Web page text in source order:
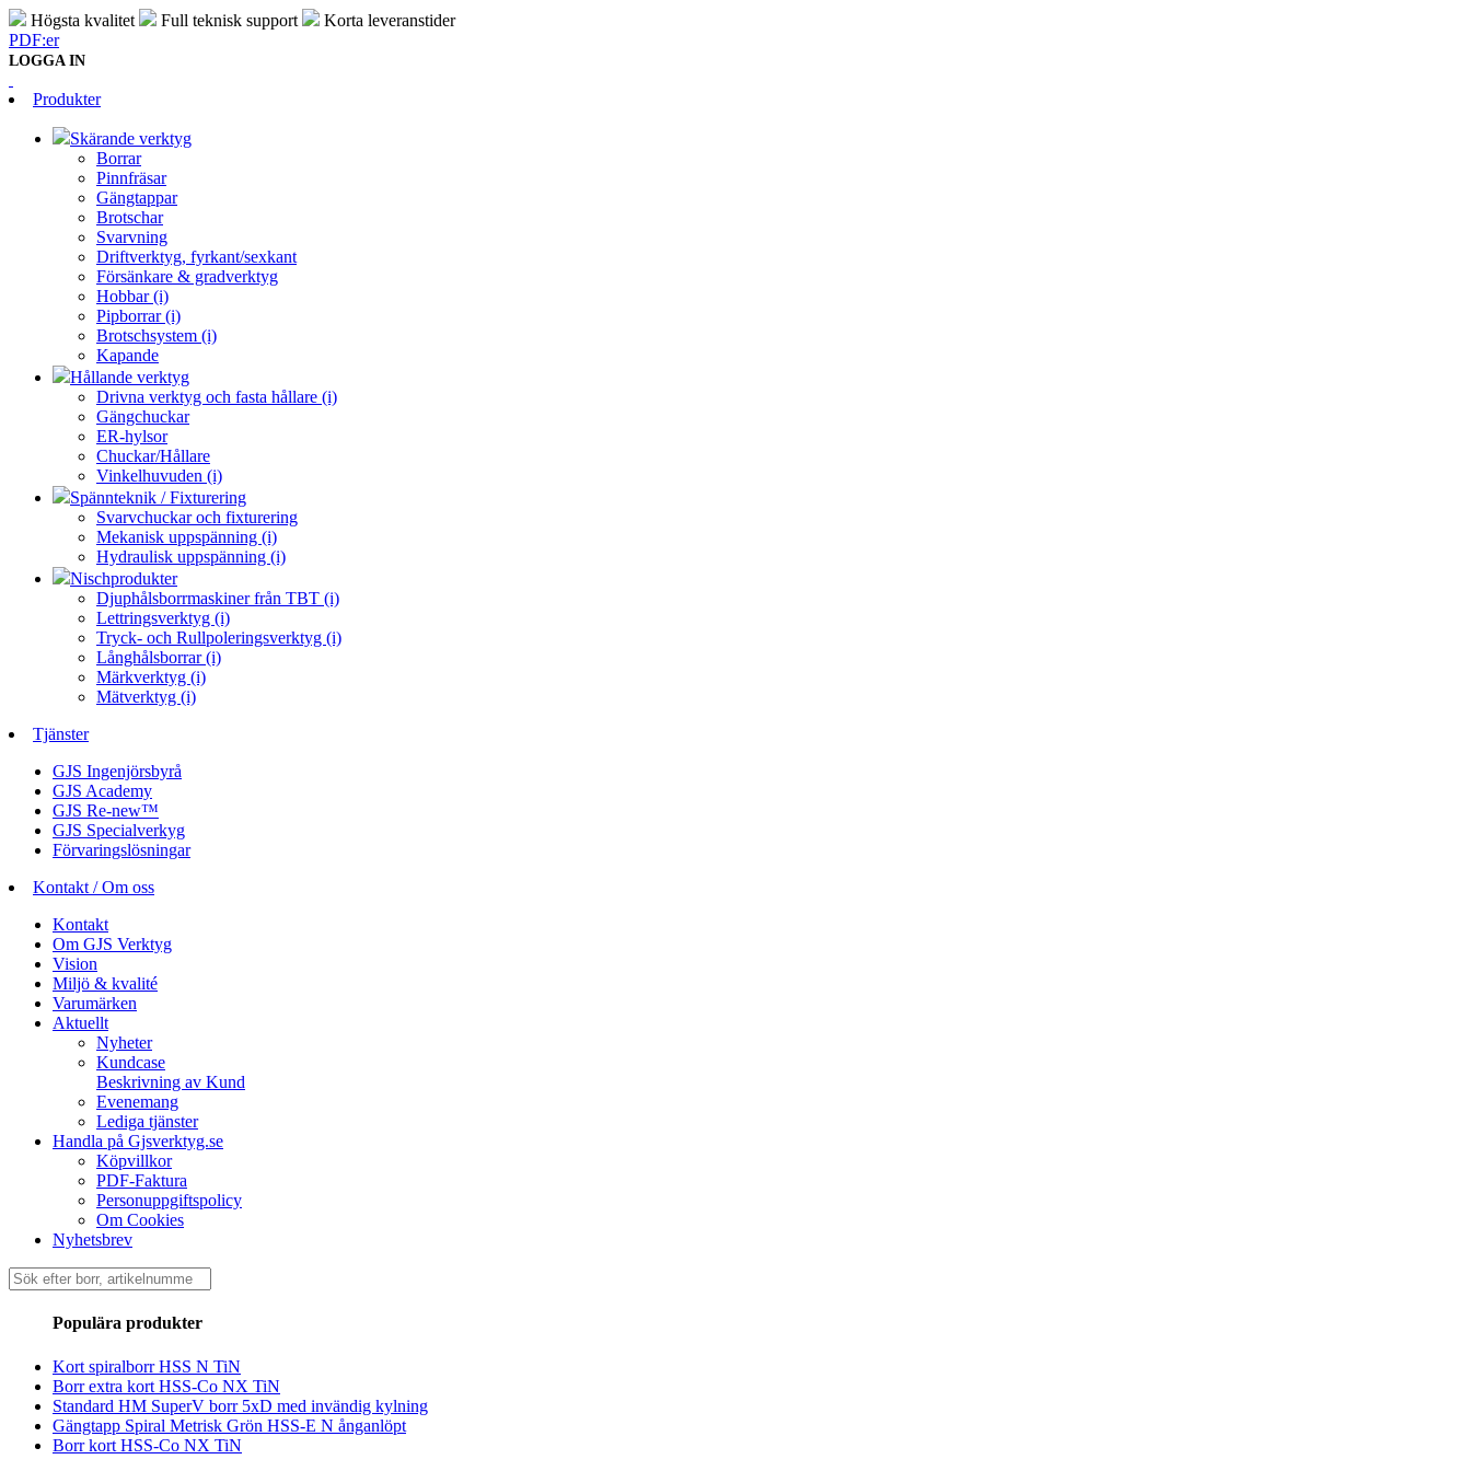
Högsta kvalitet Full teknisk support
Korta leveranstider
PDF:er
LOGGA IN
Produkter
Skärande verktyg
Borrar
Pinnfräsar
Gängtappar
Brotschar
Svarvning
Driftverktyg, fyrkant/sexkant
Försänkare & gradverktyg
Hobbar (i)
Pipborrar (i)
Brotschsystem (i)
Kapande
Hållande verktyg
Drivna verktyg och fasta hållare (i)
Gängchuckar
ER-hylsor
Chuckar/Hållare
Vinkelhuvuden (i)
Spännteknik / Fixturering
Svarvchuckar och fixturering
Mekanisk uppspänning (i)
Hydraulisk uppspänning (i)
Nischprodukter
Djuphålsborrmaskiner från TBT (i)
Lettringsverktyg (i)
Tryck- och Rullpoleringsverktyg (i)
Långhålsborrar (i)
Märkverktyg (i)
Mätverktyg (i)
Tjänster
GJS Ingenjörsbyrå
GJS Academy
GJS Re-new™
GJS Specialverkyg
Förvaringslösningar
Kontakt / Om oss
Kontakt
Om GJS Verktyg
Vision
Miljö & kvalité
Varumärken
Aktuellt
Nyheter
Kundcase
Beskrivning av Kund
Evenemang
Lediga tjänster
Handla på Gjsverktyg.se
Köpvillkor
PDF-Faktura
Personuppgiftspolicy
Om Cookies
Nyhetsbrev
Sök
efter:
Populära produkter
Kort spiralborr HSS N TiN
Borr extra kort HSS-Co NX TiN
Standard HM SuperV borr 5xD med invändig kylning
Gängtapp Spiral Metrisk Grön HSS-E N ånganlöpt
Borr kort HSS-Co NX TiN